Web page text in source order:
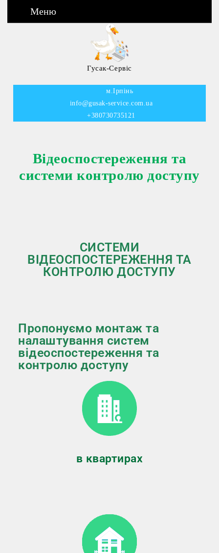
Меню
Гусак-Сервіс
м.Ірпінь
info@gusak-service.com.ua
+380730735121
Відеоспостереження та
системи контролю доступу
СИСТЕМИ
ВІДЕОСПОСТЕРЕЖЕННЯ ТА
КОНТРОЛЮ ДОСТУПУ
Пропонуємо монтаж та
налаштування систем
відеоспостереження та
контролю доступу
в квартирах